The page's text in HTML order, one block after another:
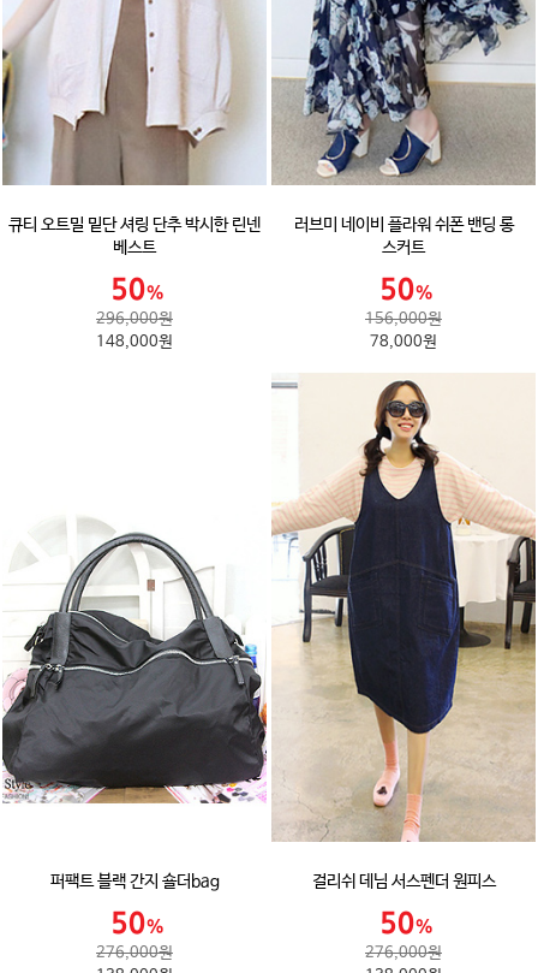
큐티 오트밀 밑단 셔링 단추 박시한 린넨
베스트
296,000원
148,000원
러브미 네이비 플라워 쉬폰 밴딩 롱
스커트
156,000원
78,000원
퍼팩트 블랙 간지 숄더bag
276,000원
걸리쉬 데님 서스펜더 원피스
276,000원